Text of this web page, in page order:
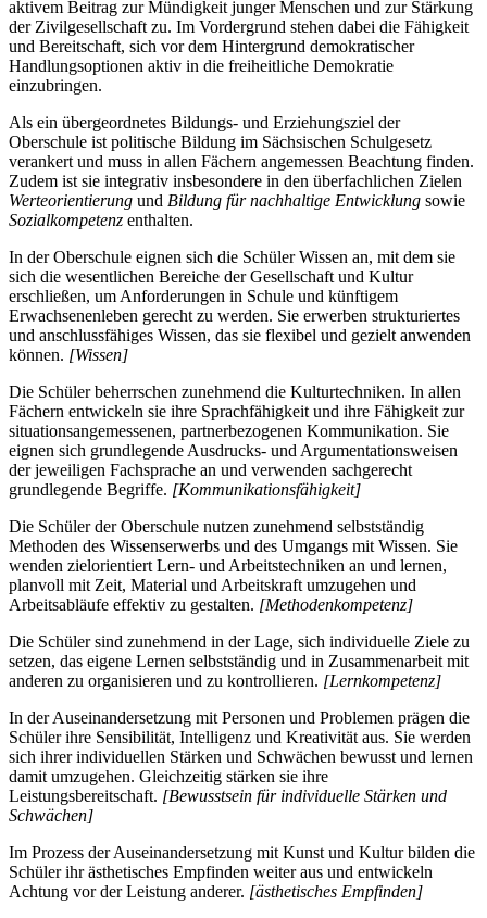
aktivem Beitrag zur Mündigkeit junger Menschen und zur Stärkung
der Zivilgesellschaft zu. Im Vordergrund stehen dabei die Fähigkeit
und Bereitschaft, sich vor dem Hintergrund demokratischer
Handlungsoptionen aktiv in die freiheitliche Demokratie
einzubringen.
Als ein übergeordnetes Bildungs- und Erziehungsziel der
Oberschule ist politische Bildung im Sächsischen Schulgesetz
verankert und muss in allen Fächern angemessen Beachtung finden.
Zudem ist sie integrativ insbesondere in den überfachlichen Zielen
Werteorientierung und Bildung für nachhaltige Entwicklung sowie
Sozialkompetenz enthalten.
In der Oberschule eignen sich die Schüler Wissen an, mit dem sie
sich die wesentlichen Bereiche der Gesellschaft und Kultur
erschließen, um Anforderungen in Schule und künftigem
Erwachsenenleben gerecht zu werden. Sie erwerben strukturiertes
und anschlussfähiges Wissen, das sie flexibel und gezielt anwenden
können. [Wissen]
Die Schüler beherrschen zunehmend die Kulturtechniken. In allen
Fächern entwickeln sie ihre Sprachfähigkeit und ihre Fähigkeit zur
situationsangemessenen, partnerbezogenen Kommunikation. Sie
eignen sich grundlegende Ausdrucks- und Argumentationsweisen
der jeweiligen Fachsprache an und verwenden sachgerecht
grundlegende Begriffe. [Kommunikationsfähigkeit]
Die Schüler der Oberschule nutzen zunehmend selbstständig
Methoden des Wissenserwerbs und des Umgangs mit Wissen. Sie
wenden zielorientiert Lern- und Arbeitstechniken an und lernen,
planvoll mit Zeit, Material und Arbeitskraft umzugehen und
Arbeitsabläufe effektiv zu gestalten. [Methodenkompetenz]
Die Schüler sind zunehmend in der Lage, sich individuelle Ziele zu
setzen, das eigene Lernen selbstständig und in Zusammenarbeit mit
anderen zu organisieren und zu kontrollieren. [Lernkompetenz]
In der Auseinandersetzung mit Personen und Problemen prägen die
Schüler ihre Sensibilität, Intelligenz und Kreativität aus. Sie werden
sich ihrer individuellen Stärken und Schwächen bewusst und lernen
damit umzugehen. Gleichzeitig stärken sie ihre
Leistungsbereitschaft. [Bewusstsein für individuelle Stärken und
Schwächen]
Im Prozess der Auseinandersetzung mit Kunst und Kultur bilden die
Schüler ihr ästhetisches Empfinden weiter aus und entwickeln
Achtung vor der Leistung anderer. [ästhetisches Empfinden]